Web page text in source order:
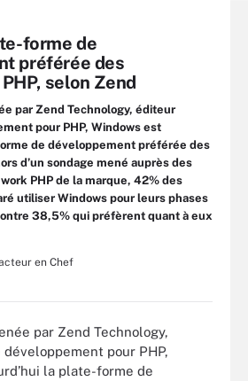
forme de
préférée des
selon Zend
par Zend Technology, éditeur
pour PHP, Windows est
de développement préférée des
d’un sondage mené auprès des
PHP de la marque, 42% des
utiliser Windows pour leurs phases
38,5% qui préfèrent quant à eux
en Chef
par Zend Technology,
pour PHP,
la plate-forme de